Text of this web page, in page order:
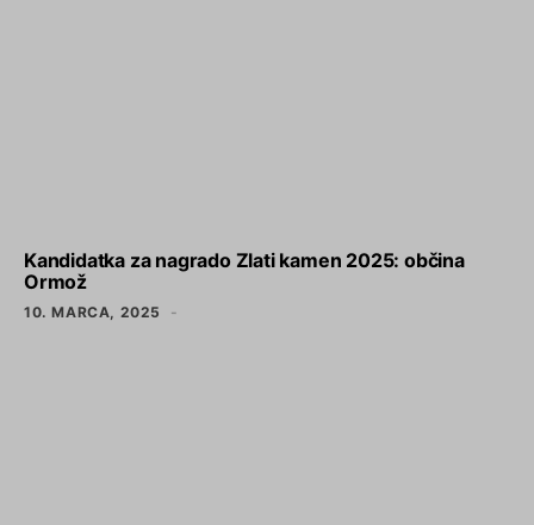
Kandidatka za nagrado Zlati kamen 2025: občina
Ormož
10. MARCA, 2025